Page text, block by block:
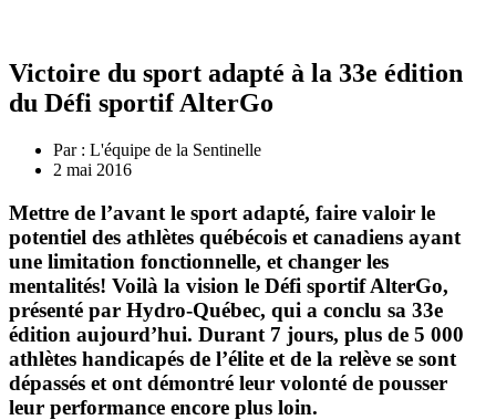
Victoire du sport adapté à la 33e édition
du Défi sportif AlterGo
Par : L'équipe de la Sentinelle
2 mai 2016
Mettre de l’avant le sport adapté, faire valoir le
potentiel des athlètes québécois et canadiens ayant
une limitation fonctionnelle, et changer les
mentalités! Voilà la vision le Défi sportif AlterGo,
présenté par Hydro-Québec, qui a conclu sa 33e
édition aujourd’hui. Durant 7 jours, plus de 5 000
athlètes handicapés de l’élite et de la relève se sont
dépassés et ont démontré leur volonté de pousser
leur performance encore plus loin.